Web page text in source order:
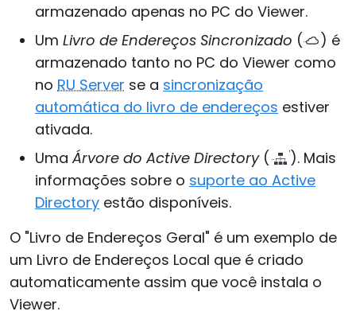
armazenado apenas no PC do Viewer.
Um Livro de Endereços Sincronizado (
) é
armazenado tanto no PC do Viewer como
no RU Server se a sincronização
automática do livro de endereços estiver
ativada.
Uma Árvore do Active Directory(
). Mais
informações sobre o suporte ao Active
Directory estão disponíveis.
O "Livro de Endereços Geral" é um exemplo de
um Livro de Endereços Local que é criado
automaticamente assim que você instala o
Viewer.